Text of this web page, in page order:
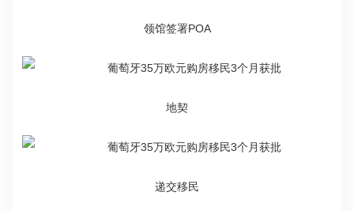
领馆签署POA
地契
递交移民